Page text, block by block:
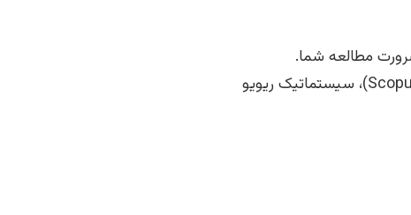
مطالعه شما.
استفاده از پایگاه‌های اطلاعاتی معتبر (مانند Scopus, Web of Science, Google Scholar)، سیستماتیک ریویو